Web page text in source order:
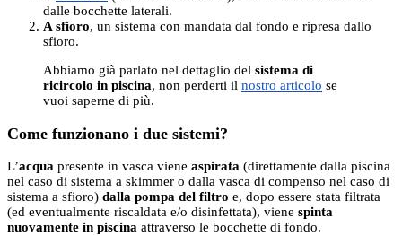
dalle bocchette laterali.
A sfioro, un sistema con mandata dal fondo e ripresa dallo
sfioro.
Abbiamo già parlato nel dettaglio del sistema di
ricircolo in piscina, non perderti il nostro articolo se
vuoi saperne di più.
Come funzionano i due sistemi?
L’acqua presente in vasca viene aspirata (direttamente dalla piscina
nel caso di sistema a skimmer o dalla vasca di compenso nel caso di
sistema a sfioro) dalla pompa del filtro e, dopo essere stata filtrata
(ed eventualmente riscaldata e/o disinfettata), viene spinta
nuovamente in piscina attraverso le bocchette di fondo.